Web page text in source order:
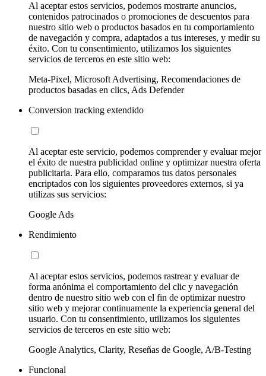
Al aceptar estos servicios, podemos mostrarte anuncios,
contenidos patrocinados o promociones de descuentos para
nuestro sitio web o productos basados en tu comportamiento
de navegación y compra, adaptados a tus intereses, y medir su
éxito. Con tu consentimiento, utilizamos los siguientes
servicios de terceros en este sitio web:
Meta-Pixel, Microsoft Advertising, Recomendaciones de
productos basadas en clics, Ads Defender
Conversion tracking extendido
Al aceptar este servicio, podemos comprender y evaluar mejor
el éxito de nuestra publicidad online y optimizar nuestra oferta
publicitaria. Para ello, comparamos tus datos personales
encriptados con los siguientes proveedores externos, si ya
utilizas sus servicios:
Google Ads
Rendimiento
Al aceptar estos servicios, podemos rastrear y evaluar de
forma anónima el comportamiento del clic y navegación
dentro de nuestro sitio web con el fin de optimizar nuestro
sitio web y mejorar continuamente la experiencia general del
usuario. Con tu consentimiento, utilizamos los siguientes
servicios de terceros en este sitio web:
Google Analytics, Clarity, Reseñas de Google, A/B-Testing
Funcional